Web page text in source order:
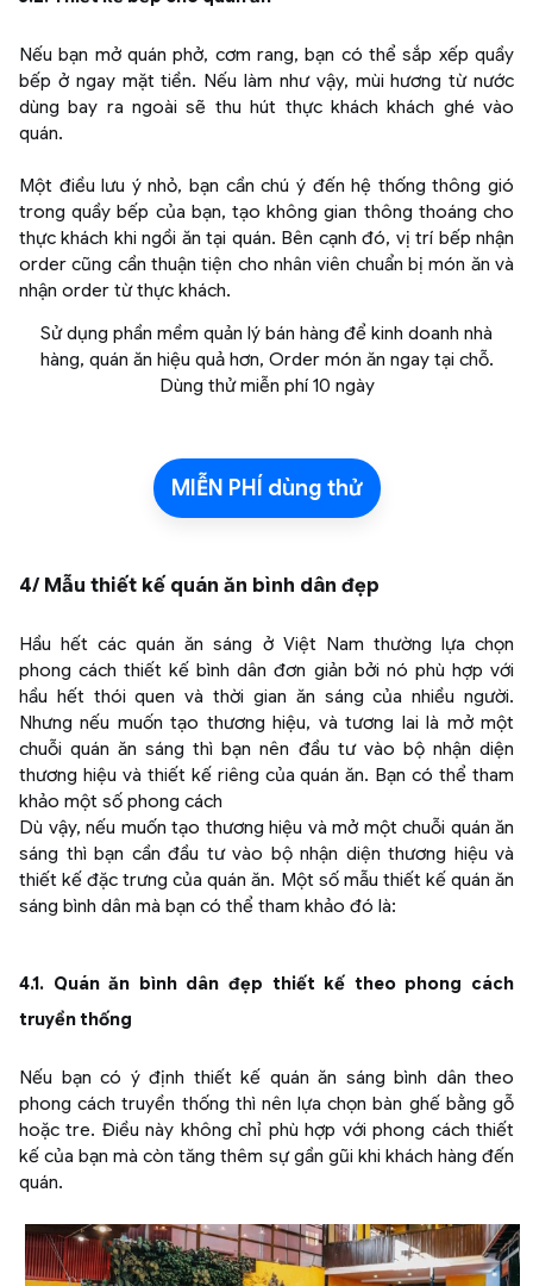
Nếu bạn mở quán phở, cơm rang, bạn có thể sắp xếp quầy
bếp ở ngay mặt tiền. Nếu làm như vậy, mùi hương từ nước
dùng bay ra ngoài sẽ thu hút thực khách khách ghé vào
quán.
Một điều lưu ý nhỏ, bạn cần chú ý đến hệ thống thông gió
trong quầy bếp của bạn, tạo không gian thông thoáng cho
thực khách khi ngồi ăn tại quán. Bên cạnh đó, vị trí bếp nhận
order cũng cần thuận tiện cho nhân viên chuẩn bị món ăn và
nhận order từ thực khách.
Sử dụng phần mềm quản lý bán hàng để kinh doanh nhà
hàng, quán ăn hiệu quả hơn, Order món ăn ngay tại chỗ.
Dùng thử miễn phí 10 ngày
MIỄN PHÍ dùng thử
4/ Mẫu thiết kế quán ăn bình dân đẹp
Hầu hết các quán ăn sáng ở Việt Nam thường lựa chọn
phong cách thiết kế bình dân đơn giản bởi nó phù hợp với
hầu hết thói quen và thời gian ăn sáng của nhiều người.
Nhưng nếu muốn tạo thương hiệu, và tương lai là mở một
chuỗi quán ăn sáng thì bạn nên đầu tư vào bộ nhận diện
thương hiệu và thiết kế riêng của quán ăn. Bạn có thể tham
khảo một số phong cách
Dù vậy, nếu muốn tạo thương hiệu và mở một chuỗi quán ăn
sáng thì bạn cần đầu tư vào bộ nhận diện thương hiệu và
thiết kế đặc trưng của quán ăn. Một số mẫu thiết kế quán ăn
sáng bình dân mà bạn có thể tham khảo đó là:
4.1. Quán ăn bình dân đẹp thiết kế theo phong cách
truyền thống
Nếu bạn có ý định thiết kế quán ăn sáng bình dân theo
phong cách truyền thống thì nên lựa chọn bàn ghế bằng gỗ
hoặc tre. Điều này không chỉ phù hợp với phong cách thiết
kế của bạn mà còn tăng thêm sự gần gũi khi khách hàng đến
quán.